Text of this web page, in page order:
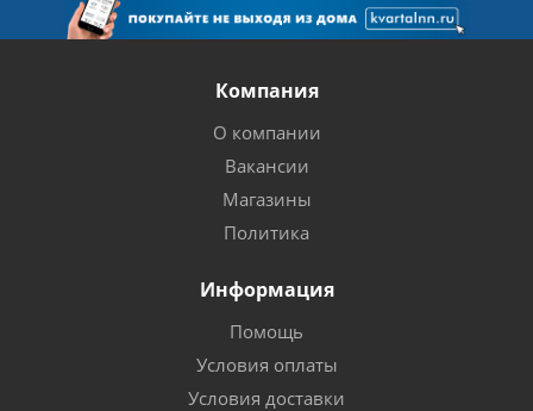
Компания
О компании
Вакансии
Магазины
Политика
Информация
Помощь
Условия оплаты
Условия доставки